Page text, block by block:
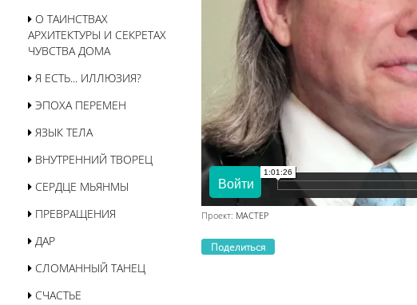
О ТАИНСТВАХ
АРХИТЕКТУРЫ И СЕКРЕТАХ
ЧУВСТВА ДОМА
Я ЕСТЬ... ИЛЛЮЗИЯ?
ЭПОХА ПЕРЕМЕН
ЯЗЫК ТЕЛА
ВНУТРЕННИЙ ТВОРЕЦ
СЕРДЦЕ МЬЯНМЫ
ПРЕВРАЩЕНИЯ
ДАР
СЛОМАННЫЙ ТАНЕЦ
СЧАСТЬЕ
Проект: МАСТЕР
Поделиться